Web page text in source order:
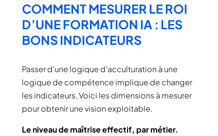
COMMENT MESURER LE ROI
D’UNE FORMATION IA : LES
BONS INDICATEURS
Passer d’une logique d’acculturation à une
logique de compétence implique de changer
les indicateurs. Voici les dimensions à mesurer
pour obtenir une vision exploitable.
Le niveau de maîtrise effectif, par métier.